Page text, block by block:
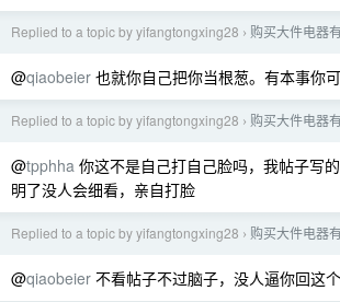
Replied to a topic by yifangtongxing28 › 购买大件电器
@qiaobeier 也就你自己把你当根葱。有本事你
Replied to a topic by yifangtongxing28 › 购买大件电器
@tpphha 你这不是自己打自己脸吗，我帖子写
明了没人会细看，亲自打脸
Replied to a topic by yifangtongxing28 › 购买大件电器
@qiaobeier 不看帖子不过脑子，没人逼你回这